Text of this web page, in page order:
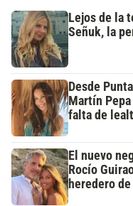
Lejos de la
Señuk, la
Desde
Martín
falta de
El nuevo
Rocío
heredero